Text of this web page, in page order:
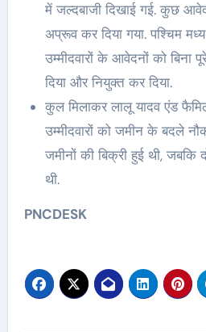
में जल्दबाजी दिखाई गई. कुछ
अप्रूव कर दिया गया. पश्चिम
उम्मीदवारों के आवेदनों को
दिया और नियुक्त कर दिया.
कुल मिलाकर लालू यादव एंड
उम्मीदवारों को जमीन के बदले
जमीनों की बिक्री हुई थी, जबकि
थी.
PNCDESK